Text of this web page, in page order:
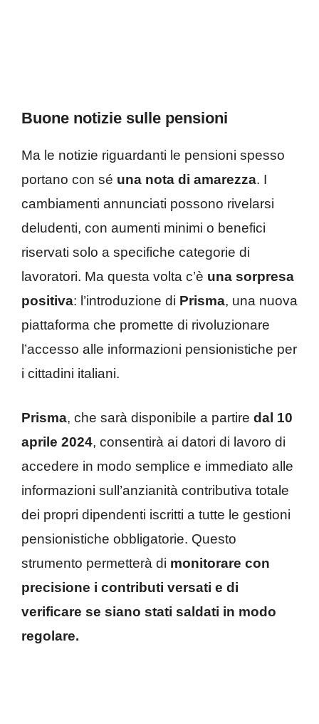
Buone notizie sulle pensioni
Ma le notizie riguardanti le pensioni spesso
portano con sé una nota di amarezza. I
cambiamenti annunciati possono rivelarsi
deludenti, con aumenti minimi o benefici
riservati solo a specifiche categorie di
lavoratori. Ma questa volta c’è una sorpresa
positiva: l’introduzione di Prisma, una nuova
piattaforma che promette di rivoluzionare
l’accesso alle informazioni pensionistiche per
i cittadini italiani.
Prisma, che sarà disponibile a partire dal 10
aprile 2024, consentirà ai datori di lavoro di
accedere in modo semplice e immediato alle
informazioni sull’anzianità contributiva totale
dei propri dipendenti iscritti a tutte le gestioni
pensionistiche obbligatorie. Questo
strumento permetterà di monitorare con
precisione i contributi versati e di
verificare se siano stati saldati in modo
regolare.